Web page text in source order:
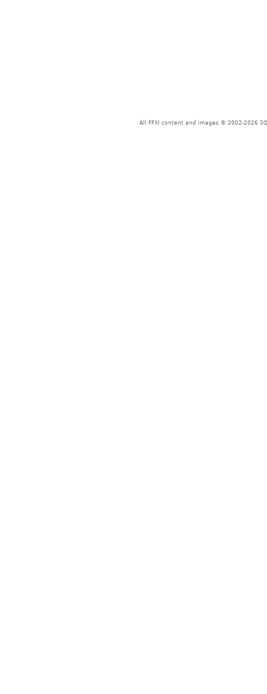
All FFXI content and images © 2002-2026